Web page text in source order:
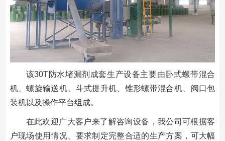
该30T防水堵漏剂成套生产设备主要由卧式螺带混合
机、螺旋输送机、斗式提升机、锥形螺带混合机、阀口包
装机以及操作平台组成。
在此欢迎广大客户来了解咨询设备，我公司可根据客
户现场使用情况、要求制定完整合适的生产方案，可大幅